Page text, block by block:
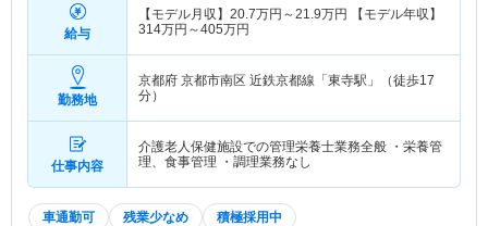
給与
【モデル月収】 20.7万円～21.9万円
【モデル年収】
314万円～405万円
勤務地
京都府 京都市南区 近鉄京都線「東寺駅」（徒歩17
分）
仕事内容
介護老人保健施設での管理栄養士業務全般 ・栄養管
理、食事管理 ・調理業務なし
車通勤可 残業少なめ 積極採用中